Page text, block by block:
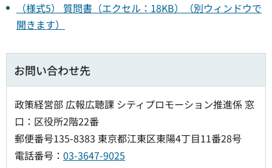
（様式5） 質問書（エクセル：18KB）（別ウィンドウで
開きます）
お問い合わせ先
政策経営部 広報広聴課 シティプロモーション推進係 窓
口：区役所2階22番
郵便番号135-8383 東京都江東区東陽4丁目11番28号
電話番号： 03-3647-9025